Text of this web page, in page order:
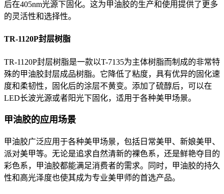
后在405nm光源下固化。这为甲油胶的生产和使用提供了更多
的灵活性和选择性。
TR-1120P封层树脂
TR-1120P封层树脂是一款以T-7135为主体树脂而制成的非常特
殊的甲油胶封层成品树脂。它降低了粘度，具有优异的固化速
度和柔韧性，固化后的涂层不黄变。添加了硫醇后，可以在
LED长波光源或者阳光下固化，适用于各种美甲场景。
甲油胶的应用场景
甲油胶广泛应用于各种美甲场景，包括日常美甲、新娘美甲、
派对美甲等。无论是追求自然清新的裸色系，还是鲜艳夺目的
彩色系，甲油胶都能满足消费者的需求。同时，甲油胶的持久
性和高光泽度也使其成为专业美甲师的首选产品。